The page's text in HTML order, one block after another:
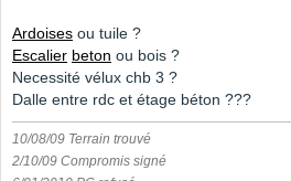
Ardoises ou tuile ?
Escalier beton ou bois ?
Necessité vélux chb 3 ?
Dalle entre rdc et étage béton ???
10/08/09 Terrain trouvé
2/10/09 Compromis signé